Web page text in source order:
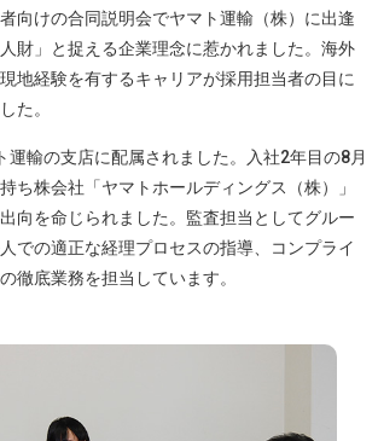
向けの合同説明会でヤマト運輸（株）に出逢
財」と捉える企業理念に惹かれました。海外
地経験を有するキャリアが採用担当者の目に
た。
輸の支店に配属されました。入社2年目の8月
ち株会社「ヤマトホールディングス（株）」
向を命じられました。監査担当としてグルー
での適正な経理プロセスの指導、コンプライ
徹底業務を担当しています。